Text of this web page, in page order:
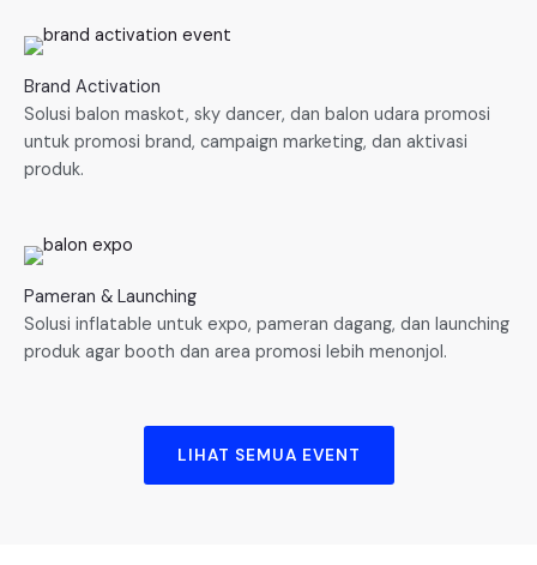
Brand Activation
Solusi balon maskot, sky dancer, dan balon udara promosi
untuk promosi brand, campaign marketing, dan aktivasi
produk.
Pameran & Launching
Solusi inflatable untuk expo, pameran dagang, dan launching
produk agar booth dan area promosi lebih menonjol.
LIHAT SEMUA EVENT